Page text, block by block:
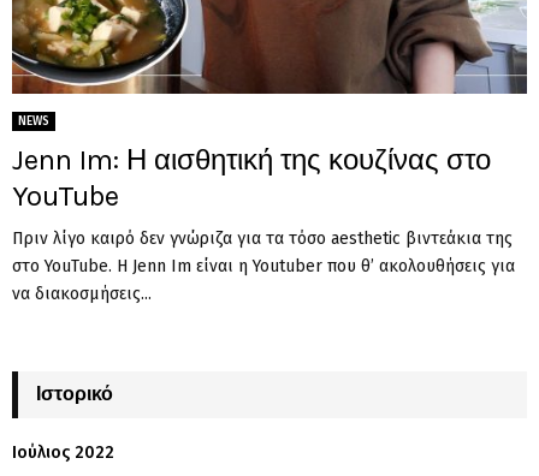
NEWS
Jenn Im: Η αισθητική της κουζίνας στο
YouTube
Πριν λίγο καιρό δεν γνώριζα για τα τόσο aesthetic βιντεάκια της
στο YouTube. Η Jenn Im είναι η Youtuber που θ’ ακολουθήσεις για
να διακοσμήσεις...
Ιστορικό
Ιούλιος 2022